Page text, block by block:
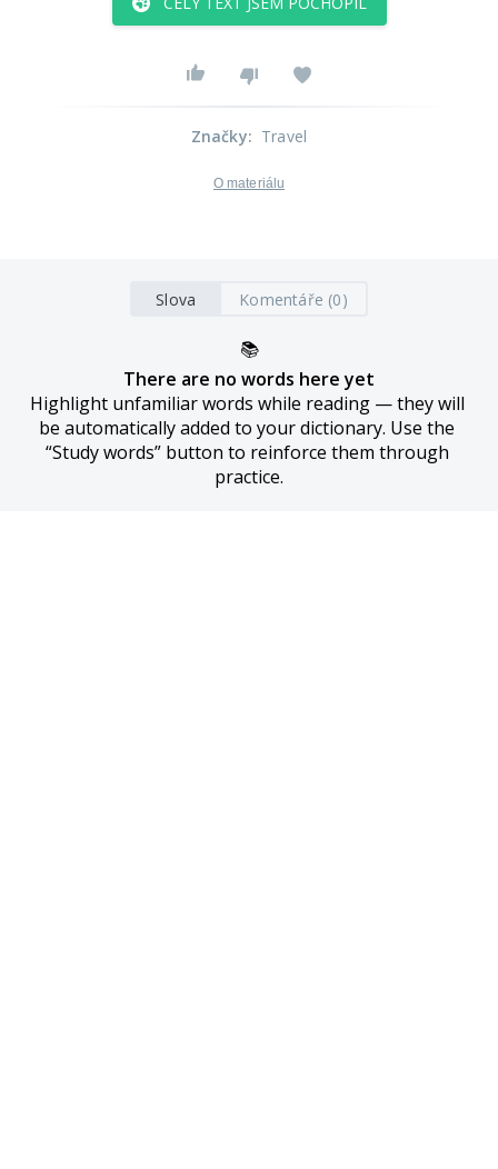
Značky: Travel
O materiálu
Slova Komentáře (0)
📚
There are no words here yet
Highlight unfamiliar words while reading — they will
be automatically added to your dictionary. Use the
“Study words” button to reinforce them through
practice.